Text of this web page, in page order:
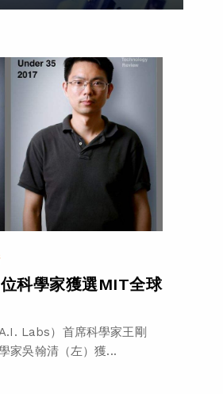
位科學家獲選MIT全球
Labs）首席科學家王剛
家吳翰清（左）獲...